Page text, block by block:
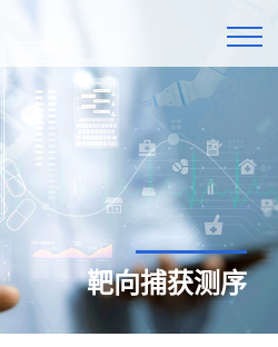
靶向捕获测序